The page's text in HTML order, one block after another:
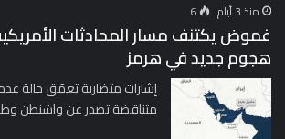
منذ 3 أيام 6
غموض يكتنف مسار المحادثات
هجوم جديد في هرمز
إشارات متضاربة تعمّق حالة
متناقضة تصدر عن واشنطن